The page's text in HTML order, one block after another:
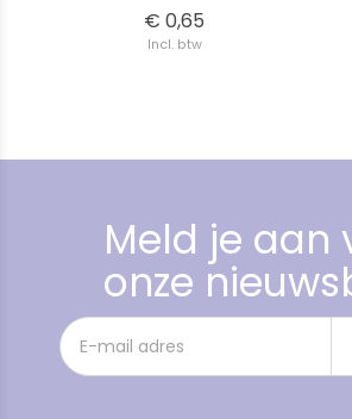
€ 0,65
Incl. btw
Meld je aan
onze